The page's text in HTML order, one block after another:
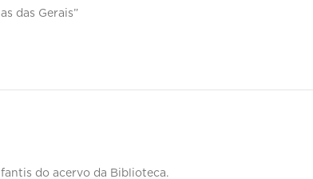
das Gerais”
do acervo da Biblioteca.